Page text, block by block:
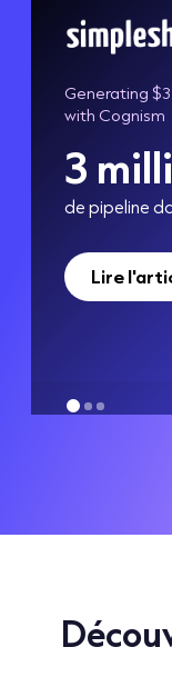
Generating
with Cognism
3
de pipeline
Lire
Lalaleads
rapidement
70 %
de la base
Lire
Stuart
aux numéros
225
ARR à partir
Lire